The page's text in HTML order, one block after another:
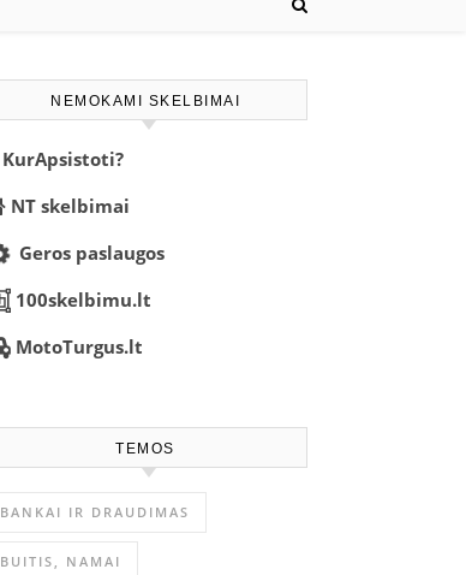
NEMOKAMI SKELBIMAI
KurApsistoti?
NT skelbimai
Geros paslaugos
100skelbimu.lt
MotoTurgus.lt
TEMOS
BANKAI IR DRAUDIMAS
BUITIS, NAMAI